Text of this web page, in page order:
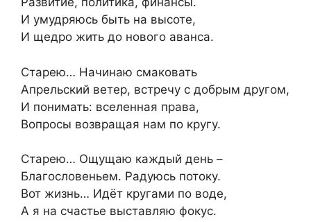
И умудряюсь быть на высоте,
И щедро жить до нового аванса.
Старею… Начинаю смаковать
Апрельский ветер, встречу с добрым другом,
И понимать: вселенная права,
Вопросы возвращая нам по кругу.
Старею… Ощущаю каждый день –
Благословеньем. Радуюсь потоку.
Вот жизнь… Идёт кругами по воде,
А я на счастье выставляю фокус.